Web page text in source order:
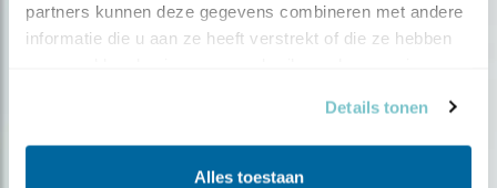
partners kunnen deze gegevens combineren met andere
informatie die u aan ze heeft verstrekt of die ze hebben
Details tonen
Alles toestaan